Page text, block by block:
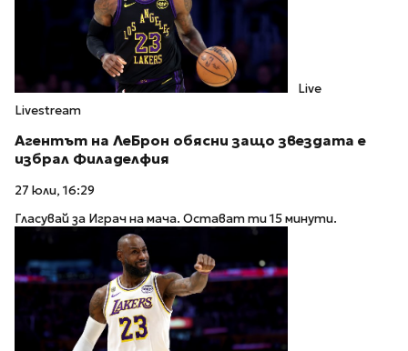
Live
Livestream
Агентът на ЛеБрон обясни защо звездата е
избрал Филаделфия
27 юли, 16:29
Гласувай за Играч на мача. Остават ти 15 минути.